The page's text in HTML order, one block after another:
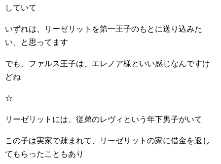
していて
いずれは、リーゼリットを第一王子のもとに送り込みた
い、と思ってます
でも、ファルス王子は、エレノア様といい感じなんですけ
どね
☆
リーゼリットには、従弟のレヴィという年下男子がいて
この子は実家で疎まれて、リーゼリットの家に借金を返し
てもらったこともあり